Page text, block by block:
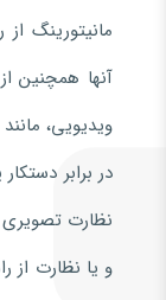
مانیتورینگ
آنها همچنین
ویدیویی،
در برابر
نظارت تصویری
و یا نظارت از